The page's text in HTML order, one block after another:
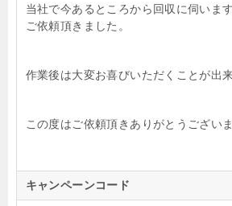
当社で今あるところから回収に伺いま
ご依頼頂きました。
作業後は大変お喜びいただくことが出
この度はご依頼頂きありがとうございま
キャンペーンコード